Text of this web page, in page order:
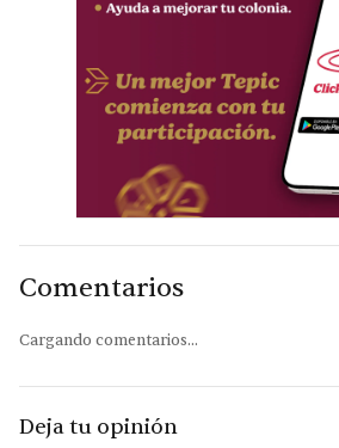
Comentarios
Cargando comentarios...
Deja tu opinión